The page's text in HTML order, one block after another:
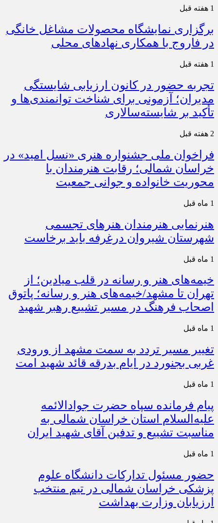
1 هفته قبل
برگزاری نمایشگاه محصولات مشاغل خانگی
در فاروج با همکاری نهادهای محلی
1 هفته قبل
تجربه حضور در کانون ارزیابی شایستگی
مدیران؛ آزمونی برای شناخت توانمندی‌ها و
تأکید بر شایسته‌سالاری
2 هفته قبل
فراخوان ملی جشنواره هنری «نسل امید» در
خراسان شمالی؛ رقابت هنرمندان با
محوریت خانواده و جوانی جمعیت
1 ماه قبل
هنرنمایی هنرمندان هنرهای تجسمی
شهرستان شیروان درغرفه باید برخاست
1 ماه قبل
خیمه‌های هنر و رسانه در قلب میادین؛ از
تهران تا مشهد/خیمه‌های هنر و رسانه؛ پاتوق
اصحاب فرهنگ در مسیر تشییع رهبر شهید
1 ماه قبل
تغییر مسیر تردد به سمت مشهد از ورودی
غربی بجنورد در ایام بدرقه قائد شهید امت
1 ماه قبل
پیام فرمانده سپاه حضرت جوادالائمه
علیه‌السلام استان خراسان شمالی به
مناسبت تشییع و تدفین آقای شهید ایران
1 ماه قبل
حضور مسئول تدارکات دانشگاه علوم
پزشکی خراسان شمالی در تیم منتخب
ارزیابان وزارت بهداشت